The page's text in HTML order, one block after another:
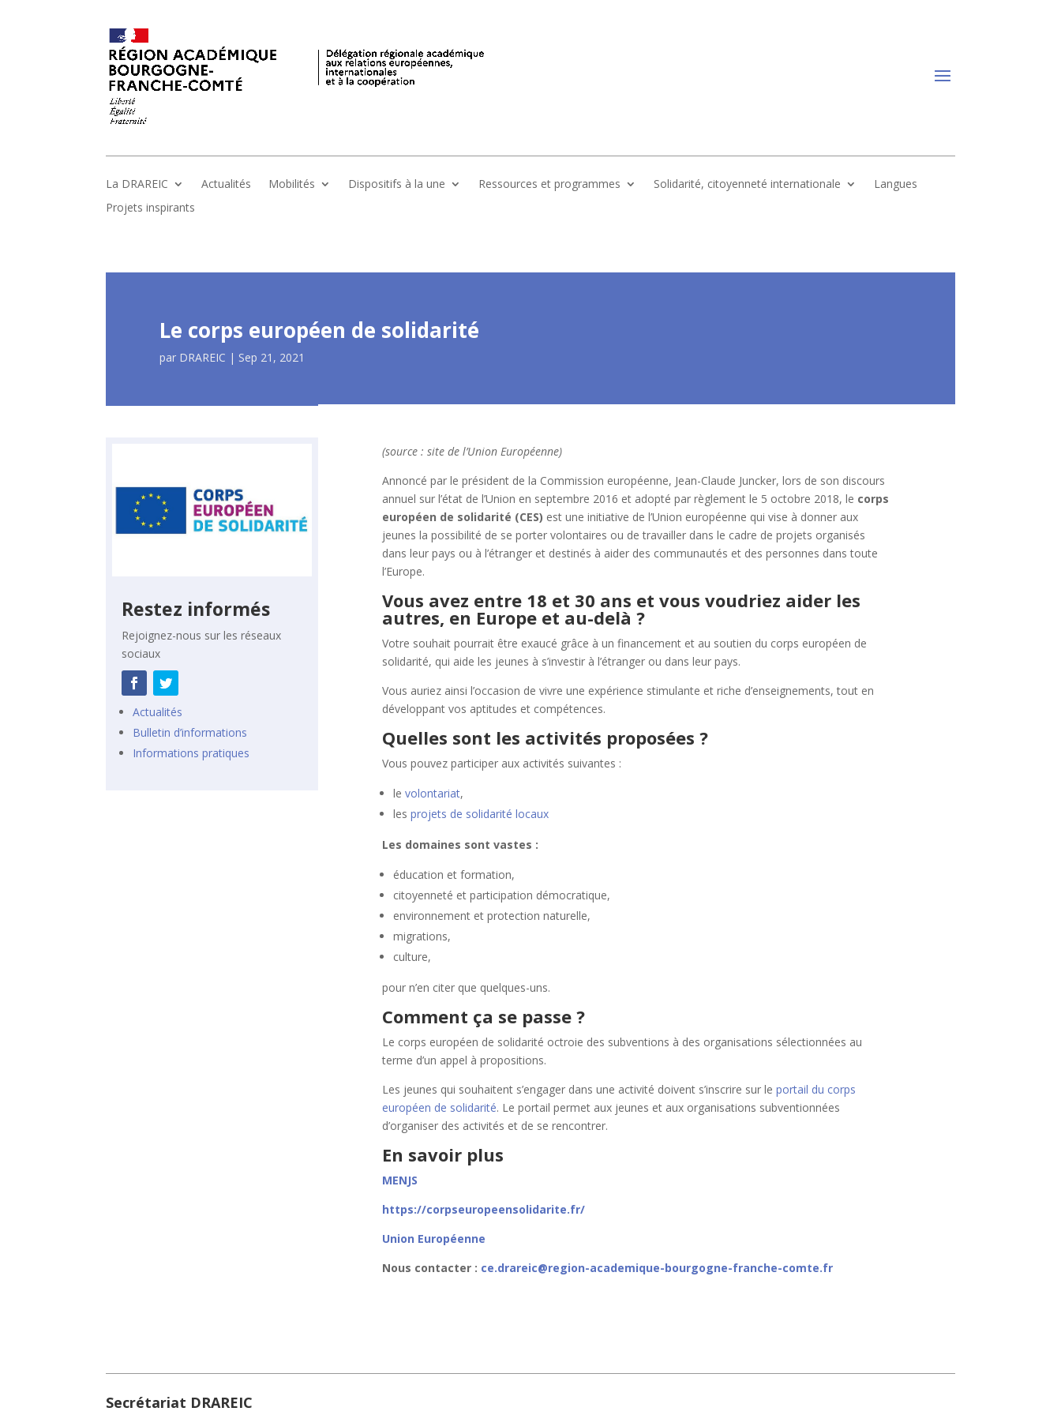
La DRAREIC Actualités Mobilités Dispositifs à la une Ressources et programmes Solidarité, citoyenneté internationale
Langues
Projets inspirants
Le corps européen de solidarité
par DRAREIC | Sep 21, 2021
Restez informés
Rejoignez-nous sur les réseaux
sociaux
Actualités
Bulletin d’informations
Informations pratiques
(source : site de l’Union Européenne)
Annoncé par le président de la Commission européenne, Jean-Claude Juncker, lors de son discours
annuel sur l’état de l’Union en septembre 2016 et adopté par règlement le 5 octobre 2018, le corps
européen de solidarité (CES) est une initiative de l’Union européenne qui vise à donner aux
jeunes la possibilité de se porter volontaires ou de travailler dans le cadre de projets organisés
dans leur pays ou à l’étranger et destinés à aider des communautés et des personnes dans toute
l’Europe.
Vous avez entre 18 et 30 ans et vous voudriez aider les
autres, en Europe et au-delà ?
Votre souhait pourrait être exaucé grâce à un financement et au soutien du corps européen de
solidarité, qui aide les jeunes à s’investir à l’étranger ou dans leur pays.
Vous auriez ainsi l’occasion de vivre une expérience stimulante et riche d’enseignements, tout en
développant vos aptitudes et compétences.
Quelles sont les activités proposées ?
Vous pouvez participer aux activités suivantes :
le volontariat,
les projets de solidarité locaux
Les domaines sont vastes :
éducation et formation,
citoyenneté et participation démocratique,
environnement et protection naturelle,
migrations,
culture,
pour n’en citer que quelques-uns.
Comment ça se passe ?
Le corps européen de solidarité octroie des subventions à des organisations sélectionnées au
terme d’un appel à propositions.
Les jeunes qui souhaitent s’engager dans une activité doivent s’inscrire sur le portail du corps
européen de solidarité. Le portail permet aux jeunes et aux organisations subventionnées
d’organiser des activités et de se rencontrer.
En savoir plus
MENJS
https://corpseuropeensolidarite.fr/
Union Européenne
Nous contacter : ce.drareic@region-academique-bourgogne-franche-comte.fr
Secrétariat DRAREIC